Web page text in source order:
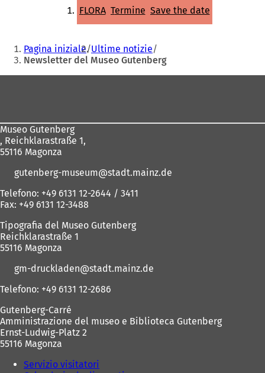
FLORA Termine Save the date
Siete
qui:
Pagina iniziale Ultime notizie
Newsletter del Museo Gutenberg
Museo Gutenberg
, Reichklarastraße 1,
55116 Magonza
gutenberg-museum
stadt.mainz de
Telefono: +49 6131 12-2644 / 3411
Fax: +49 6131 12-3488
Tipografia del Museo Gutenberg
Reichklarastraße 1
55116 Magonza
gm-druckladen
stadt.mainz de
Telefono: +49 6131 12-2686
Gutenberg-Carré
Amministrazione del museo e Biblioteca Gutenberg
Ernst-Ludwig-Platz 2
55116 Magonza
Servizio visitatori